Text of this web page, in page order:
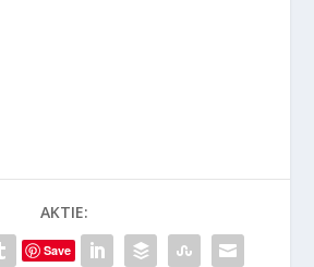
AKTIE:
Save